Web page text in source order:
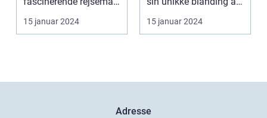
for rejsende o...
15 januar 2024
tradition og i...
15 januar 2024
Adresse